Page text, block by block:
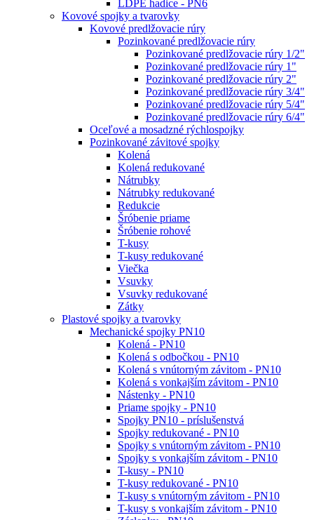
LDPE hadice - PN6
Kovové spojky a tvarovky
Kovové predlžovacie rúry
Pozinkované predlžovacie rúry
Pozinkované predlžovacie rúry 1/2"
Pozinkované predlžovacie rúry 1"
Pozinkované predlžovacie rúry 2"
Pozinkované predlžovacie rúry 3/4"
Pozinkované predlžovacie rúry 5/4"
Pozinkované predlžovacie rúry 6/4"
Oceľové a mosadzné rýchlospojky
Pozinkované závitové spojky
Kolená
Kolená redukované
Nátrubky
Nátrubky redukované
Redukcie
Šróbenie priame
Šróbenie rohové
T-kusy
T-kusy redukované
Viečka
Vsuvky
Vsuvky redukované
Zátky
Plastové spojky a tvarovky
Mechanické spojky PN10
Kolená - PN10
Kolená s odbočkou - PN10
Kolená s vnútorným závitom - PN10
Kolená s vonkajším závitom - PN10
Nástenky - PN10
Priame spojky - PN10
Spojky PN10 - príslušenstvá
Spojky redukované - PN10
Spojky s vnútorným závitom - PN10
Spojky s vonkajším závitom - PN10
T-kusy - PN10
T-kusy redukované - PN10
T-kusy s vnútorným závitom - PN10
T-kusy s vonkajším závitom - PN10